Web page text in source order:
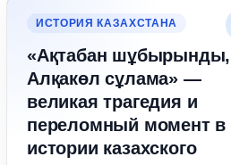
ИСТОРИЯ КАЗАХСТАНА
«Ақтабан шұбырынды,
Алқакөл сұлама» —
великая трагедия и
переломный момент в
истории казахского